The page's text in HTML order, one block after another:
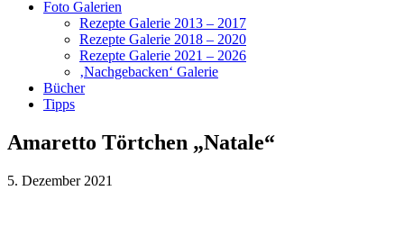
Foto Galerien
Rezepte Galerie 2013 – 2017
Rezepte Galerie 2018 – 2020
Rezepte Galerie 2021 – 2026
‚Nachgebacken‘ Galerie
Bücher
Tipps
Amaretto Törtchen „Natale“
5. Dezember 2021